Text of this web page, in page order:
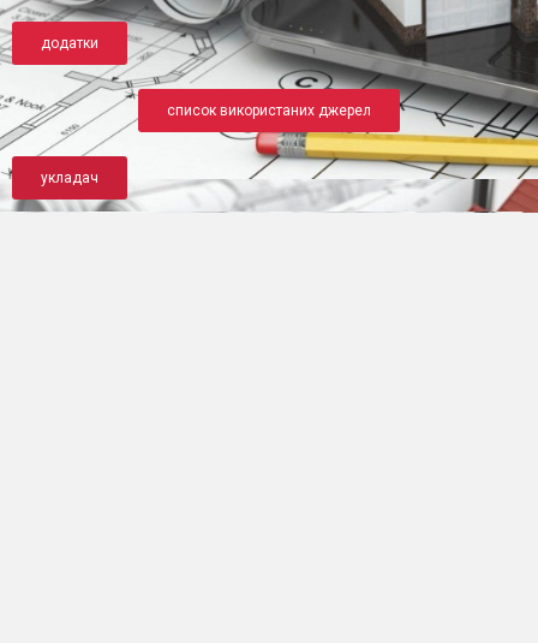
додатки
список використаних джерел
укладач